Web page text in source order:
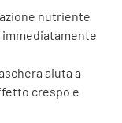
nutriente
immediatamente
aiuta a
crespo e